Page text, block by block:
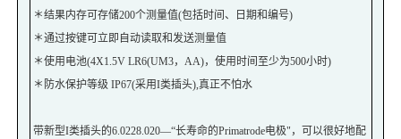
＊结果内存可存储200个测量值(包括时间、日期和编号)
＊通过按键可立即自动读取和发送测量值
＊使用电池(4X1.5V LR6(UM3，AA)，使用时间至少为500小时)
＊防水保护等级 IP67(采用I类插头),真正不怕水
带新型I类插头的6.0228.020—“长寿命的Primatrode电极"，可以很好地配